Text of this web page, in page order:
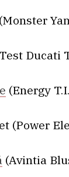
(Monster
Ducati
(Energy
(Power
(Avintia